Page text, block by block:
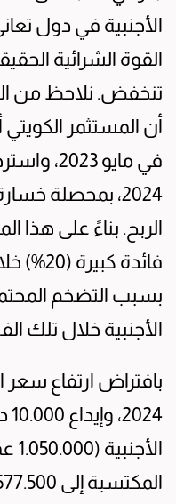
الأجنبية في دول
القوة الشرائية
تنخفض. نلاحظ من
الربح. بناءً على هذا
فائدة
بسبب التضخم
الأجنبية خلال تلك